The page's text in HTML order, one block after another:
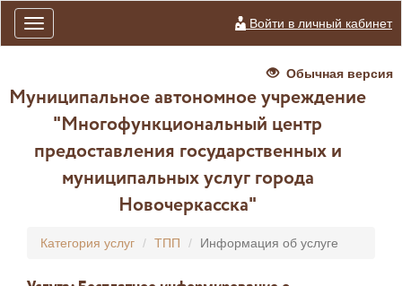
Toggle
navigation
Войти в личный кабинет
Обычная версия
Муниципальное автономное учреждение
"Многофункциональный центр
предоставления государственных и
муниципальных услуг города
Новочеркасска"
Категория услуг ТПП Информация об услуге